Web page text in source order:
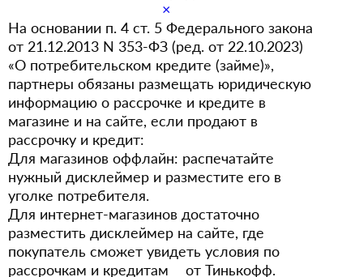
×
На основании п. 4 ст. 5 Федерального закона
от 21.12.2013 N 353-ФЗ (ред. от 22.10.2023)
«О потребительском кредите (займе)»,
партнеры обязаны размещать юридическую
информацию о рассрочке и кредите в
магазине и на сайте, если продают в
рассрочку и кредит:
Для магазинов оффлайн: распечатайте
нужный дисклеймер и разместите его в
уголке потребителя.
Для интернет-магазинов достаточно
разместить дисклеймер на сайте, где
покупатель сможет увидеть условия по
рассрочкам и кредитам от Тинькофф.